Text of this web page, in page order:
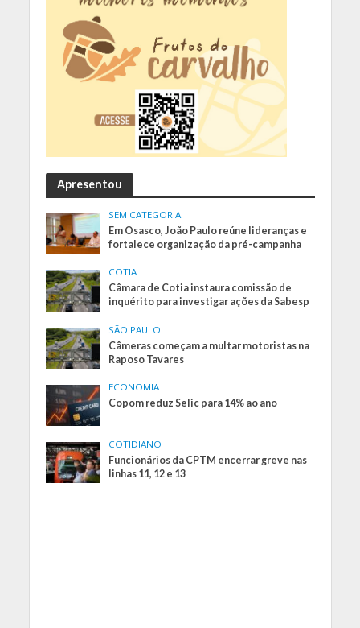
Apresentou
SEM CATEGORIA
Em Osasco, João Paulo reúne lideranças e
fortalece organização da pré-campanha
COTIA
Câmara de Cotia instaura comissão de
inquérito para investigar ações da Sabesp
SÃO PAULO
Câmeras começam a multar motoristas na
Raposo Tavares
ECONOMIA
Copom reduz Selic para 14% ao ano
COTIDIANO
Funcionários da CPTM encerrar greve nas
linhas 11, 12 e 13